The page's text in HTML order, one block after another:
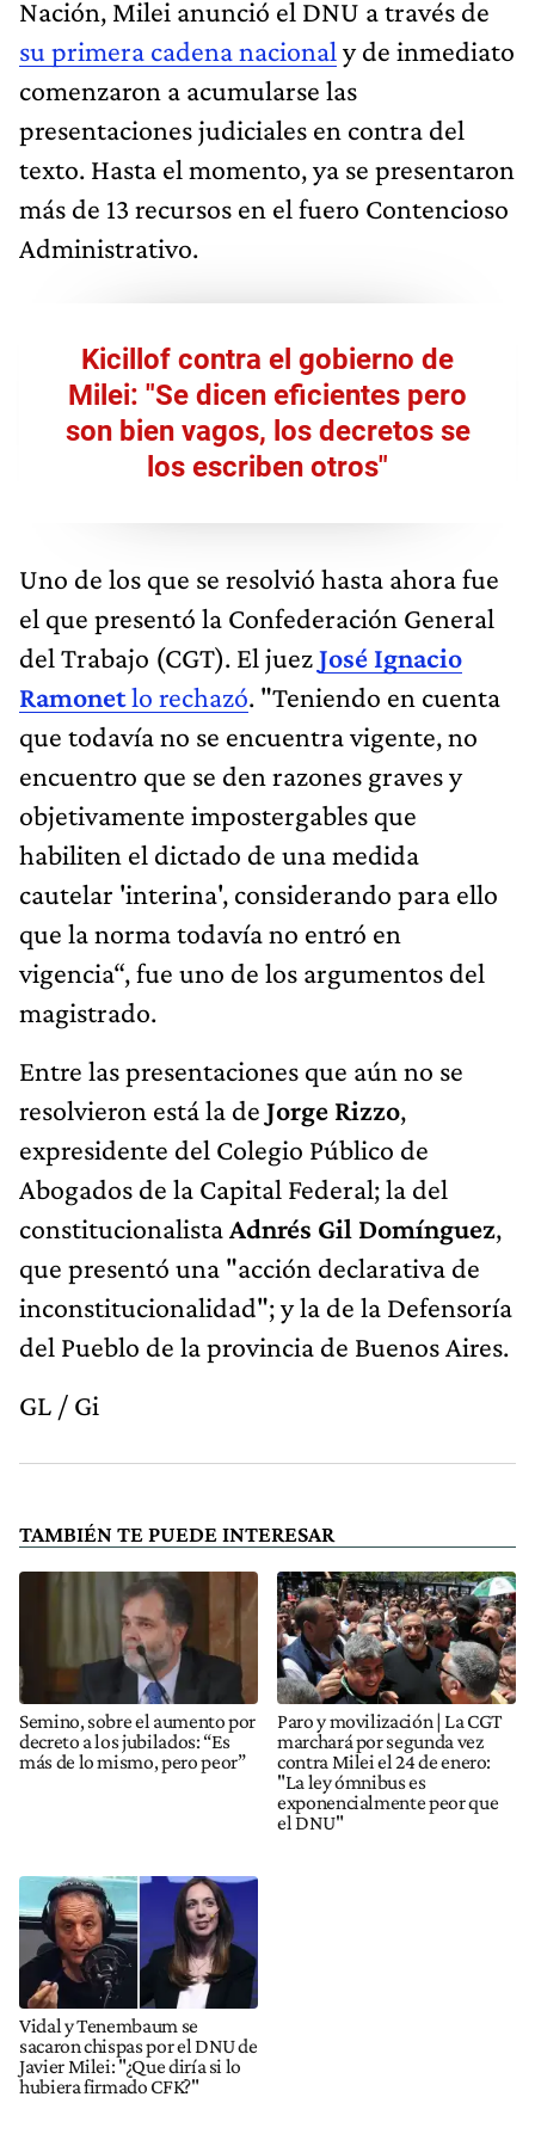
Nación, Milei anunció el DNU a través de
su primera cadena nacional y de inmediato
comenzaron a acumularse las
presentaciones judiciales en contra del
texto. Hasta el momento, ya se presentaron
más de 13 recursos en el fuero Contencioso
Administrativo.
Kicillof contra el gobierno de
Milei: "Se dicen eficientes pero
son bien vagos, los decretos se
los escriben otros"
Uno de los que se resolvió hasta ahora fue
el que presentó la Confederación General
del Trabajo (CGT). El juezJosé Ignacio
Ramonetlo rechazó. "Teniendo en cuenta
que todavía no se encuentra vigente, no
encuentro que se den razones graves y
objetivamente impostergables que
habiliten el dictado de una medida
cautelar 'interina', considerando para ello
que la norma todavía no entró en
vigencia“, fue uno de los argumentos del
magistrado.
Entre las presentaciones que aún no se
resolvieron está la de Jorge Rizzo,
expresidente del Colegio Público de
Abogados de la Capital Federal; la del
constitucionalistaAdnrés Gil Domínguez,
que presentó una "acción declarativa de
inconstitucionalidad"; y la de la Defensoría
del Pueblo de la provincia de Buenos Aires.
GL / Gi
TAMBIÉN TE PUEDE INTERESAR
Semino, sobre el aumento por
decreto a los jubilados: “Es
más de lo mismo, pero peor”
Paro y movilización | La CGT
marchará por segunda vez
contra Milei el 24 de enero:
"La ley ómnibus es
exponencialmente peor que
el DNU"
Vidal y Tenembaum se
sacaron chispas por el DNU de
Javier Milei: "¿Que diría si lo
hubiera firmado CFK?"